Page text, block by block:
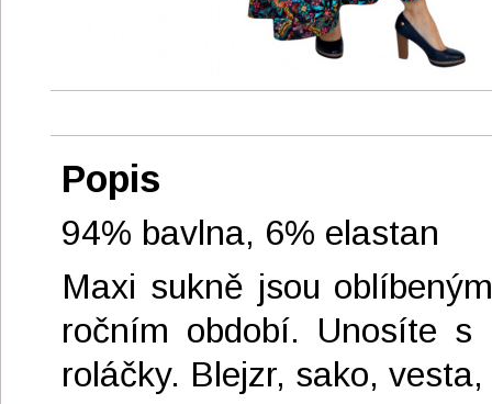
Popis
94% bavlna, 6% elastan
Maxi sukně jsou
ročním období. Unosíte s
roláčky. Blejzr, sako,